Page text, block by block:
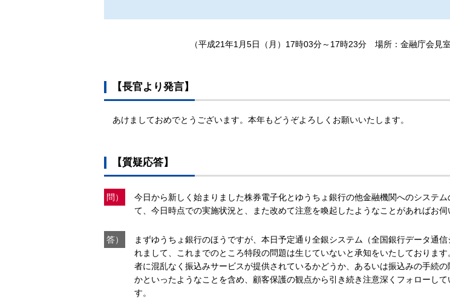
（平成21年1月5日（月）17時03分～17時23分 場所：金融庁会見室
【長官より発言】
あけましておめでとうございます。本年もどうぞよろしくお願いいたします。
【質疑応答】
問）
今日から新しく始まりました株券電子化とゆうちょ銀行の他金融機関へのシステ
て、今日時点での実施状況と、また改めて注意を喚起したようなことがあればお伺
答）
まずゆうちょ銀行のほうですが、本日予定通り全銀システム（全国銀行データ通
れまして、これまでのところ特段の問題は生じていないと承知をいたしておりま
者に混乱なく振込みサービスが提供されているかどうか、あるいは振込みの手続
かといったようなことを含め、顧客保護の観点から引き続き注意深くフォローして
す。